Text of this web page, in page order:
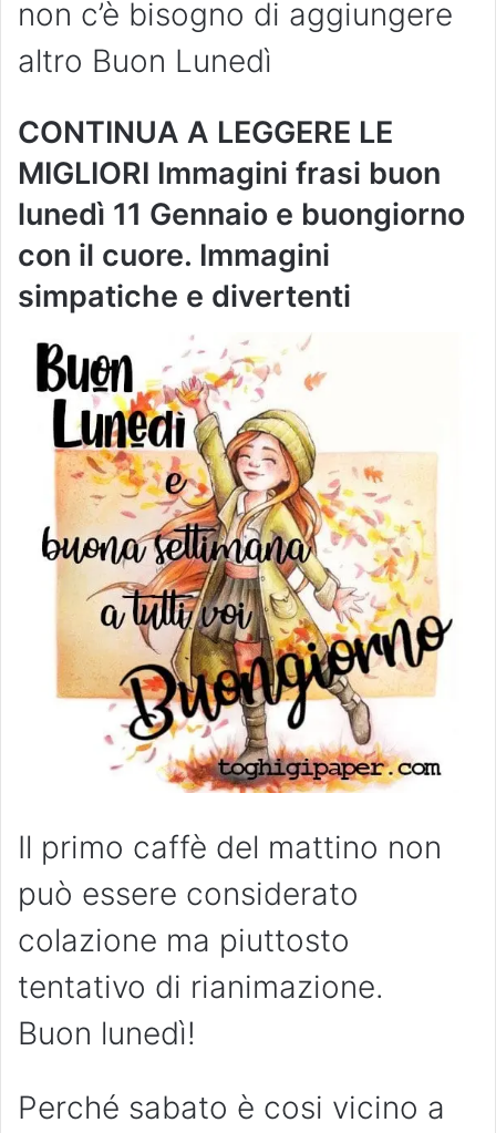
non c’è bisogno di aggiungere
altro Buon Lunedì
CONTINUA A LEGGERE LE
MIGLIORI Immagini frasi buon
lunedì 11 Gennaio e buongiorno
con il cuore. Immagini
simpatiche e divertenti
Il primo caffè del mattino non
può essere considerato
colazione ma piuttosto
tentativo di rianimazione.
Buon lunedì!
Perché sabato è cosi vicino a